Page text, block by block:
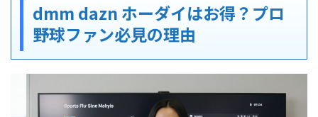
dmm dazn ホーダイはお得？プロ
野球ファン必見の理由